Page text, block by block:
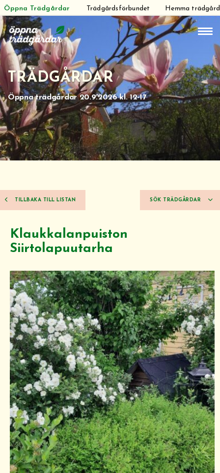
Hoppa
till
innehåll
Öppna Trädgårdar Trädgårdsförbundet Hemma trädgård
TRÄDGÅRDAR
Öppna trädgårdar 20.9.2026 kl. 12-17
TILLBAKA TILL LISTAN SÖK TRÄDGÅRDAR
Klaukkalanpuiston
Siirtolapuutarha